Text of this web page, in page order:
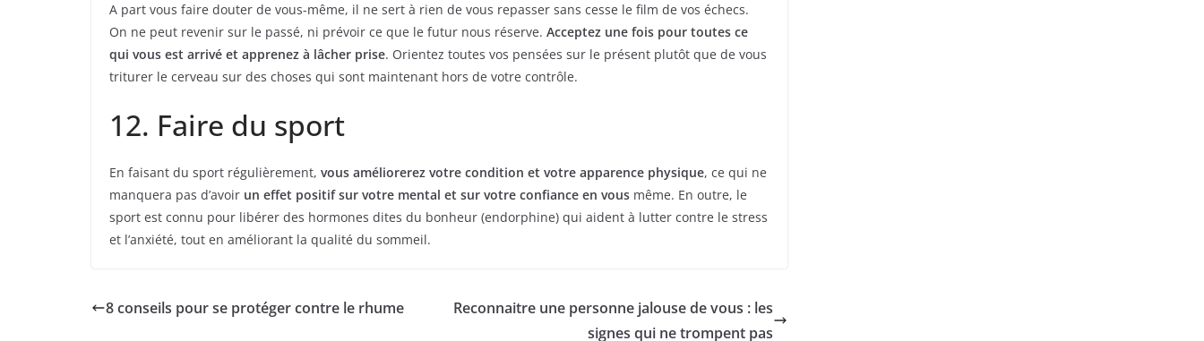
A part vous faire douter de vous-même, il ne sert à rien de vous repasser sans cesse le film de vos échecs.
On ne peut revenir sur le passé, ni prévoir ce que le futur nous réserve. Acceptez une fois pour toutes ce
qui vous est arrivé et apprenez à lâcher prise. Orientez toutes vos pensées sur le présent plutôt que de vous
triturer le cerveau sur des choses qui sont maintenant hors de votre contrôle.
12. Faire du sport
En faisant du sport régulièrement, vous améliorerez votre condition et votre apparence physique, ce qui ne
manquera pas d’avoir un effet positif sur votre mental et sur votre confiance en vous même. En outre, le
sport est connu pour libérer des hormones dites du bonheur (endorphine) qui aident à lutter contre le stress
et l’anxiété, tout en améliorant la qualité du sommeil.
8 conseils pour se protéger contre le rhume
Reconnaitre une personne jalouse de vous : les
signes qui ne trompent pas